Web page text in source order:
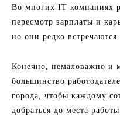
Во многих IT-компаниях
пересмотр зарплаты и
но они редко
Конечно, немаловажно и
большинство
города, чтобы каждому
добраться до места